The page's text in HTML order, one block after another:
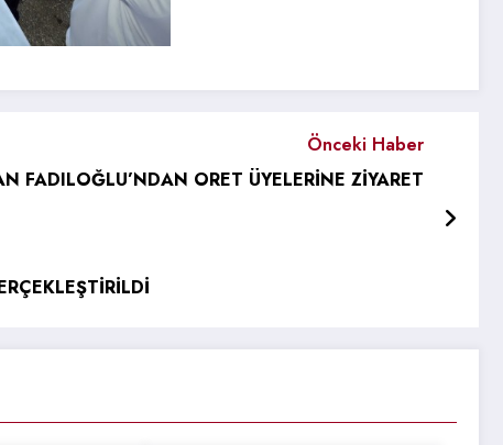
Önceki Haber
FADILOĞLU’NDAN ORET ÜYELERİNE ZİYARET